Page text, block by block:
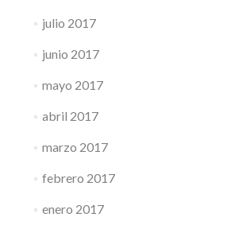
julio 2017
junio 2017
mayo 2017
abril 2017
marzo 2017
febrero 2017
enero 2017